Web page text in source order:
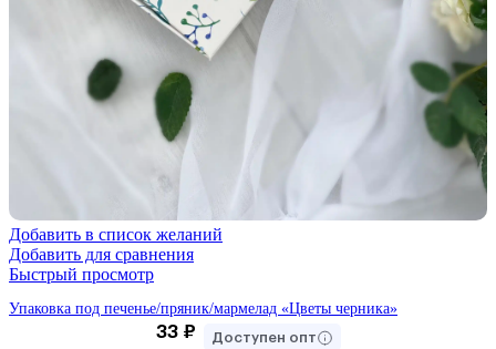
Добавить в список желаний
Добавить для сравнения
Быстрый просмотр
Упаковка под печенье/пряник/мармелад «Цветы черника»
33 ₽ Доступен опт